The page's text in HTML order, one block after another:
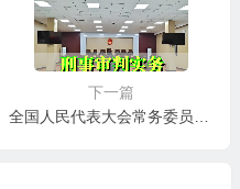
下一篇
全国人民代表大会常务委员会 关于《中华人民共和国刑法》第一百五十八条、 第一百五十九条的解释